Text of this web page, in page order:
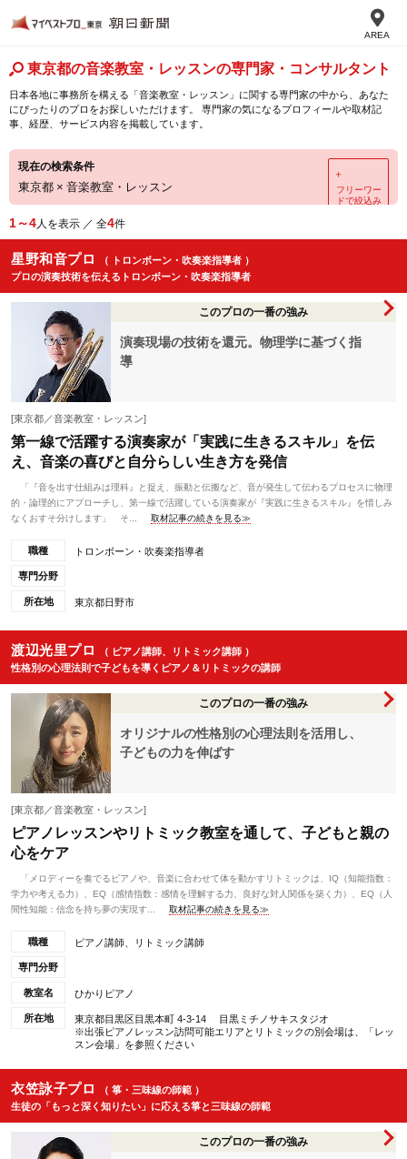
AREA
東京都の音楽教室・レッスンの専門家・コンサルタント
日本各地に事務所を構える「音楽教室・レッスン」に関する専門家の中から、あなた
にぴったりのプロをお探しいただけます。 専門家の気になるプロフィールや取材記
事、経歴、サービス内容を掲載しています。
現在の検索条件
東京都 × 音楽教室・レッスン
＋
フリーワー
ドで絞込み
1～4人を表示 ／ 全4件
星野和音プロ
（ トロンボーン・吹奏楽指導者 ）
プロの演奏技術を伝えるトロンボーン・吹奏楽指導者
このプロの一番の強み
演奏現場の技術を還元。物理学に基づく指
導
[東京都／音楽教室・レッスン]
第一線で活躍する演奏家が「実践に生きるスキル」を伝
え、音楽の喜びと自分らしい生き方を発信
「『音を出す仕組みは理科』と捉え、振動と伝搬など、音が発生して伝わるプロセスに物理
的・論理的にアプローチし、第一線で活躍している演奏家が『実践に生きるスキル』を惜しみ
なくおすそ分けします」 そ...
取材記事の続きを見る≫
職種 トロンボーン・吹奏楽指導者
専門分野
所在地 東京都日野市
渡辺光里プロ
（ ピアノ講師、リトミック講師 ）
性格別の心理法則で子どもを導くピアノ＆リトミックの講師
このプロの一番の強み
オリジナルの性格別の心理法則を活用し、
子どもの力を伸ばす
[東京都／音楽教室・レッスン]
ピアノレッスンやリトミック教室を通して、子どもと親の
心をケア
「メロディーを奏でるピアノや、音楽に合わせて体を動かすリトミックは、IQ（知能指数：
学力や考える力）、EQ（感情指数：感情を理解する力、良好な対人関係を築く力）、EQ（人
間性知能：信念を持ち夢の実現す...
取材記事の続きを見る≫
職種 ピアノ講師、リトミック講師
専門分野
教室名 ひかりピアノ
所在地
東京都目黒区目黒本町 4-3-14 目黒ミチノサキスタジオ
※出張ピアノレッスン訪問可能エリアとリトミックの別会場は、「レッ
スン会場」を参照ください
衣笠詠子プロ
（ 箏・三味線の師範 ）
生徒の「もっと深く知りたい」に応える箏と三味線の師範
このプロの一番の強み